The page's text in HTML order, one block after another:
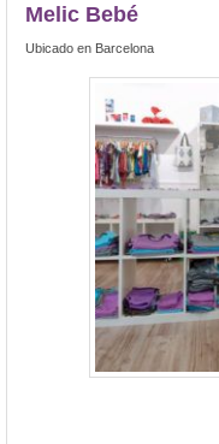
Melic Bebé
Ubicado en Barcelona